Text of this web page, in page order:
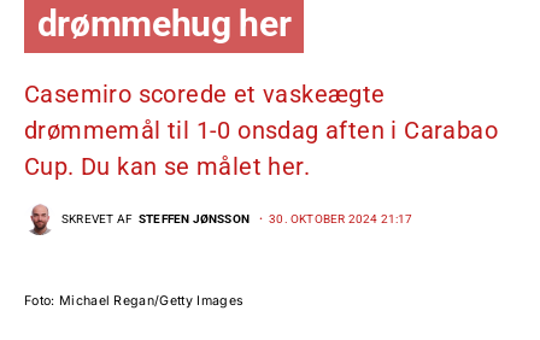
drømmehug her
Casemiro scorede et vaskeægte
drømmemål til 1-0 onsdag aften i Carabao
Cup. Du kan se målet her.
SKREVET AF STEFFEN JØNSSON 30. OKTOBER 2024 21:17
Foto: Michael Regan/Getty Images